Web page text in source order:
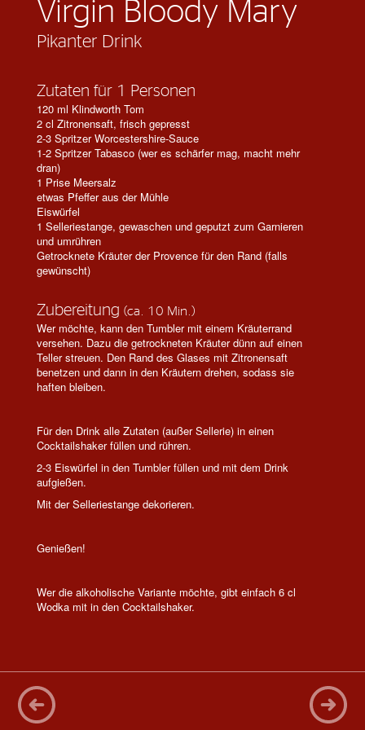
Virgin Bloody Mary
Pikanter Drink
Zutaten für 1 Personen
120 ml Klindworth Tom
2 cl Zitronensaft, frisch gepresst
2-3 Spritzer Worcestershire-Sauce
1-2 Spritzer Tabasco (wer es schärfer mag, macht mehr
dran)
1 Prise Meersalz
etwas Pfeffer aus der Mühle
Eiswürfel
1 Selleriestange, gewaschen und geputzt zum Garnieren
und umrühren
Getrocknete Kräuter der Provence für den Rand (falls
gewünscht)
Zubereitung (ca. 10 Min.)
Wer möchte, kann den Tumbler mit einem Kräuterrand
versehen. Dazu die getrockneten Kräuter dünn auf einen
Teller streuen. Den Rand des Glases mit Zitronensaft
benetzen und dann in den Kräutern drehen, sodass sie
haften bleiben.
Für den Drink alle Zutaten (außer Sellerie) in einen
Cocktailshaker füllen und rühren.
2-3 Eiswürfel in den Tumbler füllen und mit dem Drink
aufgießen.
Mit der Selleriestange dekorieren.
Genießen!
Wer die alkoholische Variante möchte, gibt einfach 6 cl
Wodka mit in den Cocktailshaker.